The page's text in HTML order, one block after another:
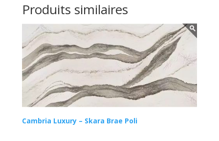
Produits similaires
Cambria Luxury – Skara Brae Poli